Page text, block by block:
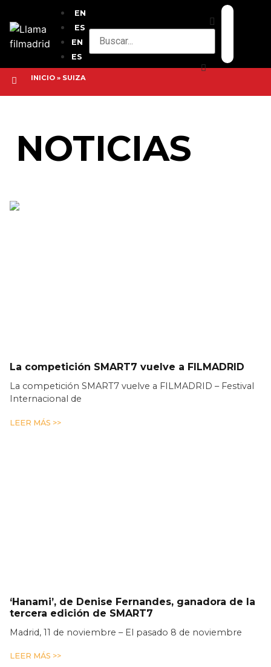
EN
ES
EN
ES
INICIO » SUIZA
NOTICIAS
La competición SMART7 vuelve a FILMADRID
La competición SMART7 vuelve a FILMADRID – Festival
Internacional de
LEER MÁS >>
‘Hanami’, de Denise Fernandes, ganadora de la
tercera edición de SMART7
Madrid, 11 de noviembre – El pasado 8 de noviembre
LEER MÁS >>